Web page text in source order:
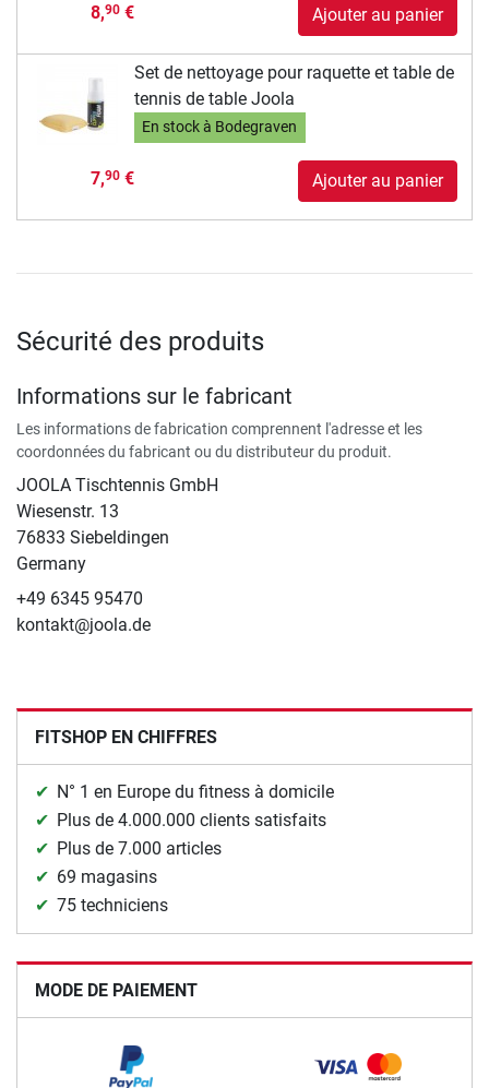
8,90€ Ajouter au panier
Set de nettoyage pour raquette et table de
tennis de table Joola
En stock à Bodegraven
7,90€ Ajouter au panier
Sécurité des produits
Informations sur le fabricant
Les informations de fabrication comprennent l'adresse et les
coordonnées du fabricant ou du distributeur du produit.
JOOLA Tischtennis GmbH
Wiesenstr. 13
76833 Siebeldingen
Germany
+49 6345 95470
kontakt@joola.de
FITSHOP EN CHIFFRES
N° 1 en Europe du fitness à domicile
Plus de 4.000.000 clients satisfaits
Plus de 7.000 articles
69 magasins
75 techniciens
MODE DE PAIEMENT